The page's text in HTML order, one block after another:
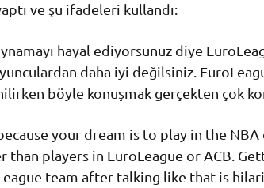
ve şu ifadeleri kullandı:
hayal ediyorsunuz diye
daha iyi değilsiniz.
böyle konuşmak gerçekten çok
your dream is to play in the NBA
than players in EuroLeague or ACB.
team after talking like that is